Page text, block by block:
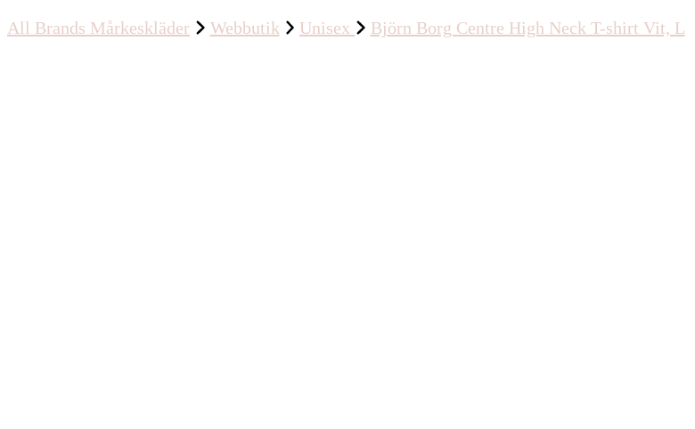
All Brands Mårkeskläder Webbutik Unisex Björn Borg Centre High Neck T-shirt Vit, L